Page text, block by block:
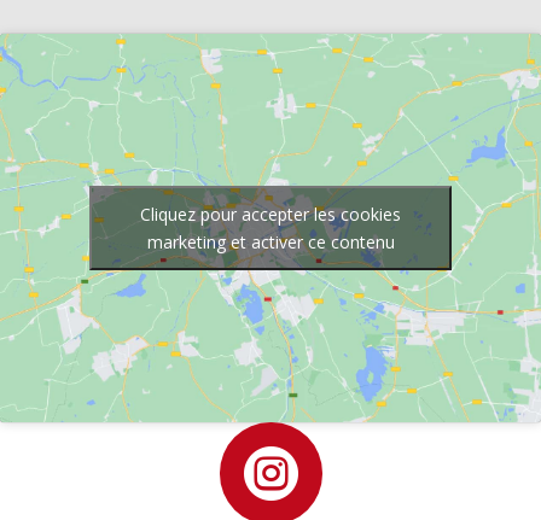
Cliquez pour accepter les cookies
marketing et activer ce contenu
